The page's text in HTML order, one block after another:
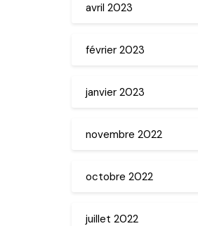
avril 2023
février 2023
janvier 2023
novembre 2022
octobre 2022
juillet 2022